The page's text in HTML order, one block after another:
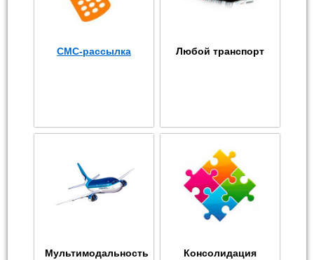
СМС-рассылка Любой транспорт
Мультимодальность Консолидация